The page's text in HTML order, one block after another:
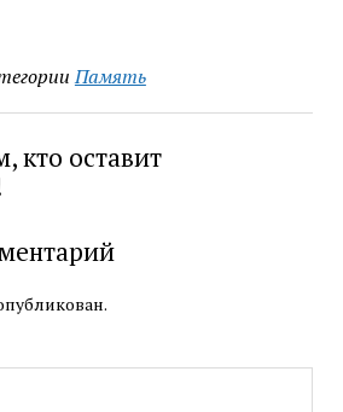
Память
кто оставит